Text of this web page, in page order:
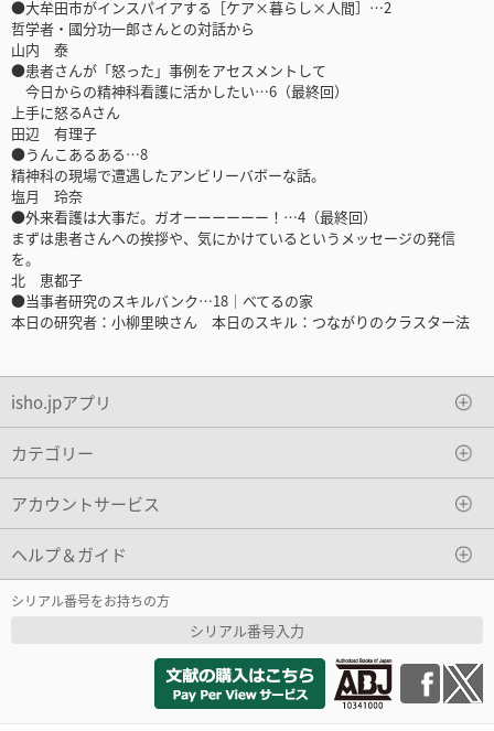
●大牟田市がインスパイアする［ケア×暮らし×人間］…2
哲学者・國分功一郎さんとの対話から
山内 泰
●患者さんが「怒った」事例をアセスメントして
今日からの精神科看護に活かしたい…6（最終回）
上手に怒るAさん
田辺 有理子
●うんこあるある…8
精神科の現場で遭遇したアンビリーバボーな話。
塩月 玲奈
●外来看護は大事だ。ガオーーーーーー！…4（最終回）
まずは患者さんへの挨拶や、気にかけているというメッセージの発信
を。
北 恵都子
●当事者研究のスキルバンク…18｜べてるの家
本日の研究者：小柳里映さん 本日のスキル：つながりのクラスター法
isho.jpアプリ
カテゴリー
アカウントサービス
ヘルプ＆ガイド
シリアル番号をお持ちの方
シリアル番号入力